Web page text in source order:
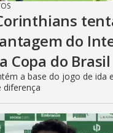
do
Copa do Brasil
a base do jogo de ida
diferença